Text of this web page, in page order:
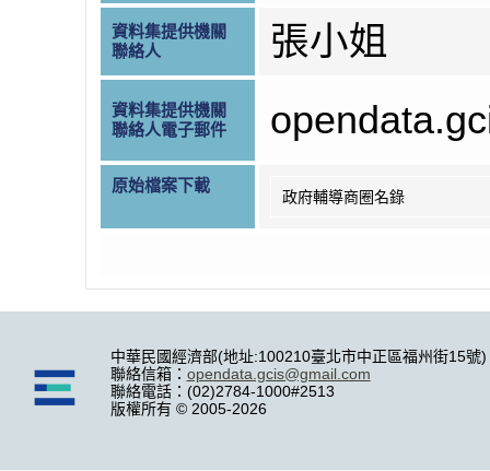
資料集提供機關
聯絡人
張小姐
資料集提供機關
聯絡人電子郵件
原始檔案下載
政府輔導商圈名錄
中華民國經濟部(地址:100210臺北市中正區福州街15號)
聯絡信箱： opendata.gcis@gmail.com
聯絡電話：(02)2784-1000#2513
版權所有 © 2005-2026